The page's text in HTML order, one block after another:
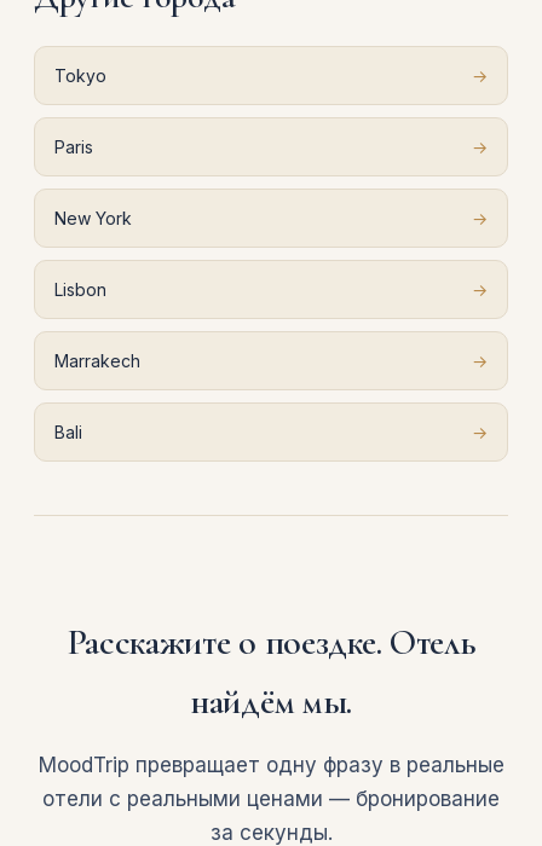
Tokyo →
Paris →
New York →
Lisbon →
Marrakech →
Bali →
Расскажите о поездке. Отель
найдём мы.
MoodTrip превращает одну фразу в реальные
отели с реальными ценами — бронирование
за секунды.